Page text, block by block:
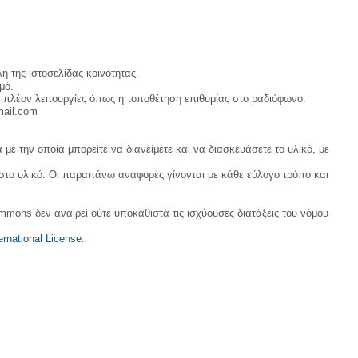
ιστοσελίδας-κοινότητας.
λειτουργίες όπως η τοποθέτηση επιθυμίας στο ραδιόφωνο.
οποία μπορείτε να διανείμετε και να διασκευάσετε το υλικό, με
υλικό. Οι παραπάνω αναφορές γίνονται με κάθε εύλογο τρόπο και
δεν αναιρεί ούτε υποκαθιστά τις ισχύουσες διατάξεις του νόμου
License.